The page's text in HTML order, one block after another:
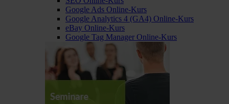
Google Ads Online-Kurs
Google Analytics 4 (GA4) Online-Kurs
eBay Online-Kurs
Google Tag Manager Online-Kurs